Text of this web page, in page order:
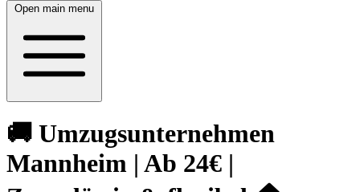
Open main menu
🚚 Umzugsunternehmen
Mannheim | Ab 24€ |